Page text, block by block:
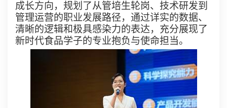
成长方向，规划了从管培生轮岗、技术研发到
管理运营的职业发展路径，通过详实的数据、
清晰的逻辑和极具感染力的表达，充分展现了
新时代食品学子的专业抱负与使命担当。